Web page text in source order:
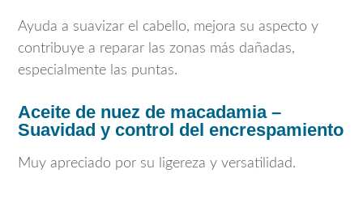
Ayuda a suavizar el cabello, mejora su aspecto y
contribuye a reparar las zonas más dañadas,
especialmente las puntas.
Aceite de nuez de macadamia –
Suavidad y control del encrespamiento
Muy apreciado por su ligereza y versatilidad.